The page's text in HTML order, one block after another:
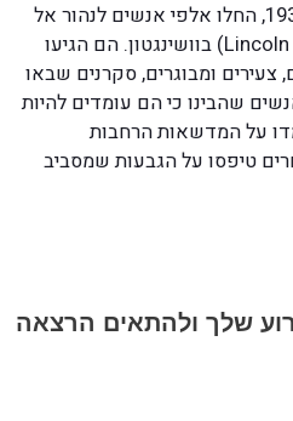
בבוקר יום ראשון 9 באפריל 1939, החלו אלפי אנשים לנהור אל
הלינקולן ממוריאל (Lincoln Memorial) בוושינגטון. הם הגיעו
צעירים ומבוגרים, סקרנים שבאו
שהבינו כי הם עומדים להיות
על המדשאות הרחבות
טיפסו על הגבעות שמסביב
שלך ולהתאים הרצאה